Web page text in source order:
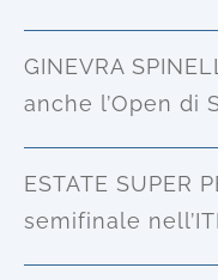
GINEVRA
anche l’Open di
ESTATE SUPER
semifinale